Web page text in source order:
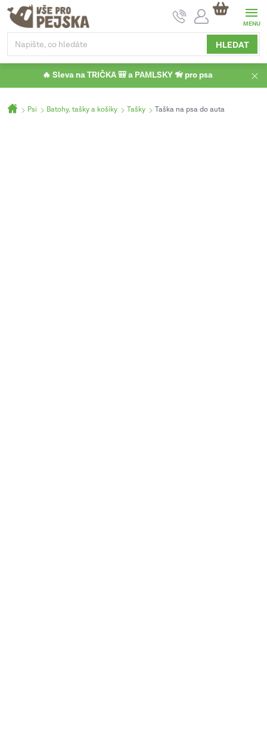
Přejít
obsah
HLEDAT
NÁKUPNÍ
KOŠÍK
🔥 Sleva na TRIČKA 🎒 a PAMLSKY 🦮 pro psa
Domů
Psi Batohy, tašky a košíky Tašky Taška na psa do auta